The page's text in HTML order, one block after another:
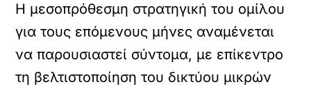
Η μεσοπρόθεσμη στρατηγική του ομίλου
για τους επόμενους μήνες αναμένεται
να παρουσιαστεί σύντομα, με επίκεντρο
τη βελτιστοποίηση του δικτύου μικρών